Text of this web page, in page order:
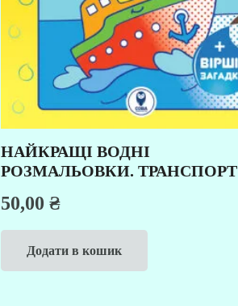
НАЙКРАЩІ ВОДНІ
РОЗМАЛЬОВКИ. ТРАНСПОРТ
50,00 ₴
Додати в кошик